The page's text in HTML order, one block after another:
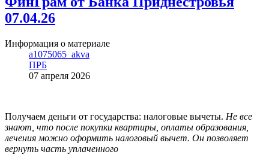
07.04.26
Информация о материале
a1075065_akva
ПРБ
07 апреля 2026
Получаем деньги от государства: налоговые вычеты. Не все
знают, что после покупки квартиры, оплаты образования,
лечения можно оформить налоговый вычет. Он позволяет
вернуть часть уплаченного